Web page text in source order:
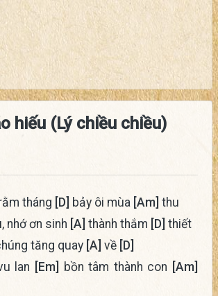
hiếu (Lý chiều chiều)
tháng [D] bảy ôi mùa [Am] thu
nhớ ơn sinh [A] thành thắm [D] thiết
tăng quay [A] về [D]
lan [Em] bồn tâm thành con
[Am]